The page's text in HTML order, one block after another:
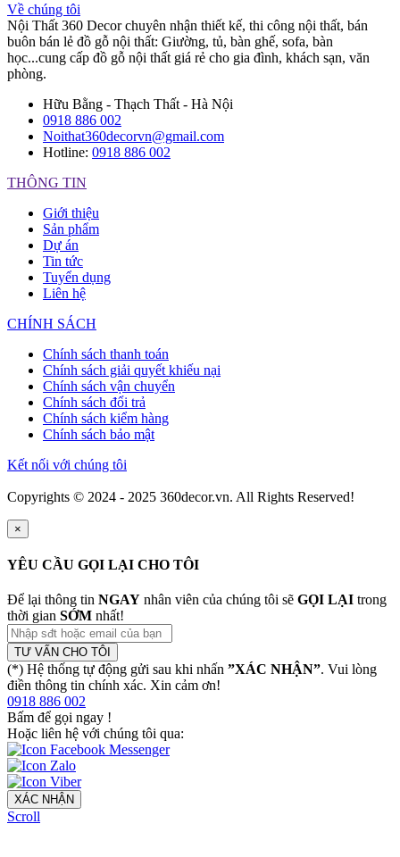
Về chúng tôi
Nội Thất 360 Decor chuyên nhận thiết kế, thi công nội thất, bán
buôn bán lẻ đồ gỗ nội thất: Giường, tủ, bàn ghế, sofa, bàn
học...cung cấp đồ gỗ nội thất giá rẻ cho gia đình, khách sạn, văn
phòng.
Hữu Bằng - Thạch Thất - Hà Nội
0918 886 002
Noithat360decorvn@gmail.com
Hotline: 0918 886 002
THÔNG TIN
Giới thiệu
Sản phẩm
Dự án
Tin tức
Tuyển dụng
Liên hệ
CHÍNH SÁCH
Chính sách thanh toán
Chính sách giải quyết khiếu nại
Chính sách vận chuyển
Chính sách đổi trả
Chính sách kiểm hàng
Chính sách bảo mật
Kết nối với chúng tôi
Copyrights © 2024 - 2025 360decor.vn. All Rights Reserved!
×
YÊU CẦU GỌI LẠI CHO TÔI
Để lại thông tin NGAY nhân viên của chúng tôi sẽ GỌI LẠI trong
thời gian SỚM nhất!
TƯ VẤN CHO TÔI
(*) Hệ thống tự động gửi sau khi nhấn ”XÁC NHẬN”. Vui lòng
điền thông tin chính xác. Xin cảm ơn!
0918 886 002
Bấm để gọi ngay !
Hoặc liên hệ với chúng tôi qua:
XÁC NHẬN
Scroll